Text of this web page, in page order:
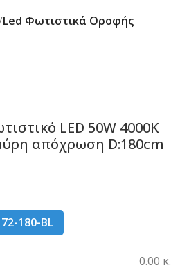
Led Φωτιστικά Οροφής
LED 50W 4000K
απόχρωση D:180cm
180-BL
0.00 κ.